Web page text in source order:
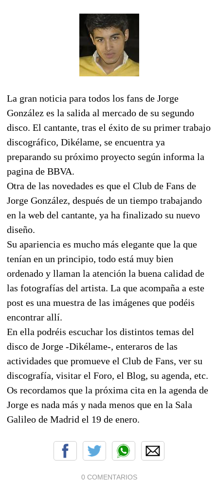
La gran noticia para todos los fans de Jorge
González es la salida al mercado de su segundo
disco. El cantante, tras el éxito de su primer trabajo
discográfico, Dikélame, se encuentra ya
preparando su próximo proyecto según informa la
pagina de BBVA.
Otra de las novedades es que el Club de Fans de
Jorge González, después de un tiempo trabajando
en la web del cantante, ya ha finalizado su nuevo
diseño.
Su apariencia es mucho más elegante que la que
tenían en un principio, todo está muy bien
ordenado y llaman la atención la buena calidad de
las fotografías del artista. La que acompaña a este
post es una muestra de las imágenes que podéis
encontrar allí.
En ella podréis escuchar los distintos temas del
disco de Jorge -Dikélame-, enteraros de las
actividades que promueve el Club de Fans, ver su
discografía, visitar el Foro, el Blog, su agenda, etc.
Os recordamos que la próxima cita en la agenda de
Jorge es nada más y nada menos que en la Sala
Galileo de Madrid el 19 de enero.
0 COMENTARIOS